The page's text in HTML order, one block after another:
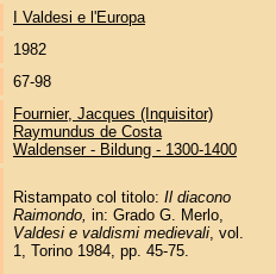
I Valdesi e l'Europa
1982
67-98
Fournier, Jacques (Inquisitor)
Raymundus de Costa
Waldenser - Bildung - 1300-1400
Ristampato col titolo: Il diacono
Raimondo, in: Grado G. Merlo,
Valdesi e valdismi medievali, vol.
1, Torino 1984, pp. 45-75.